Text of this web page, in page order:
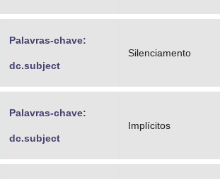
Palavras-chave:
dc.subject
Silenciamento
Palavras-chave:
dc.subject
Implícitos